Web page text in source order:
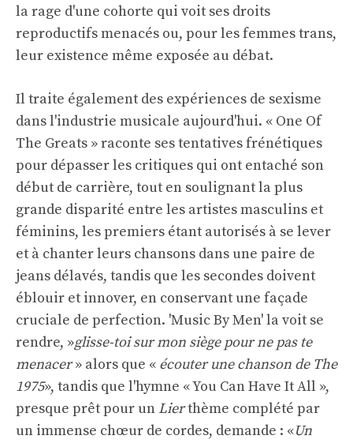
la rage d'une cohorte qui voit ses droits
reproductifs menacés ou, pour les femmes trans,
leur existence même exposée au débat.
Il traite également des expériences de sexisme
dans l'industrie musicale aujourd'hui. « One Of
The Greats » raconte ses tentatives frénétiques
pour dépasser les critiques qui ont entaché son
début de carrière, tout en soulignant la plus
grande disparité entre les artistes masculins et
féminins, les premiers étant autorisés à se lever
et à chanter leurs chansons dans une paire de
jeans délavés, tandis que les secondes doivent
éblouir et innover, en conservant une façade
cruciale de perfection. 'Music By Men' la voit se
rendre, »glisse-toi sur mon siège pour ne pas te
menacer» alors que « écouter une chanson de The
1975», tandis que l'hymne « You Can Have It All »,
presque prêt pour un Lierthème complété par
un immense chœur de cordes, demande : «Un